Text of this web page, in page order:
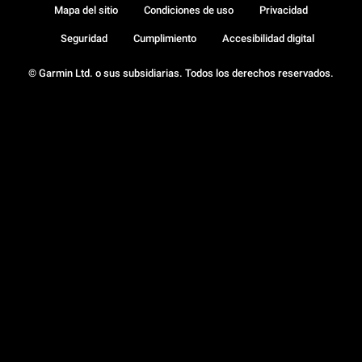
© Garmin Ltd. o sus subsidiarias. Todos los derechos reservados.
Mapa del sitio Condiciones de uso Privacidad
Seguridad Cumplimiento Accesibilidad digital